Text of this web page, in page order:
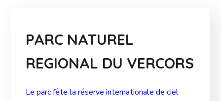
PARC NATUREL
REGIONAL DU VERCORS
Le parc fête la réserve internationale de ciel